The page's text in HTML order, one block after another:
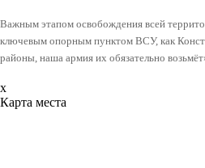
Важным этапом освобождения всей
ключевым опорным пунктом ВСУ, как
районы, наша армия их обязательно
x
Карта места